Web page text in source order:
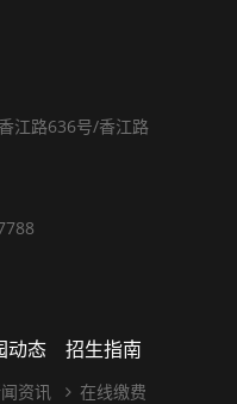
江路636号/香江路
动态
资讯
招生指南
在线缴费